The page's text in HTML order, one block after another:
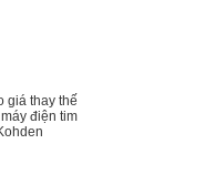
giá thay thế
điện tim